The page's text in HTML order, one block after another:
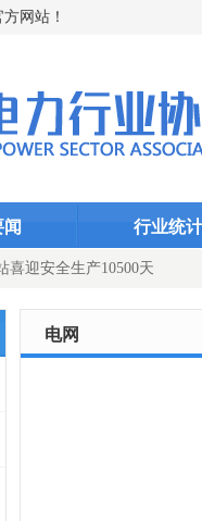
网站！
行业统计
喜迎安全生产10500天
效 乡镇电网添动能（图文
电网